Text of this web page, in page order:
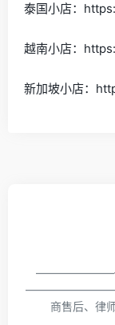
泰国小店：
越南小店：
新加坡小店：
商售后、律